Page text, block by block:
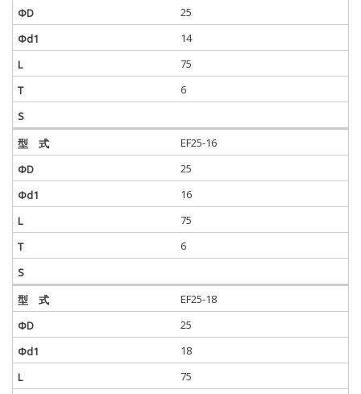
25
14
75
6
EF25-16
25
16
75
6
EF25-18
25
18
75